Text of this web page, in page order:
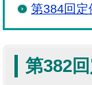
第384回定
第382